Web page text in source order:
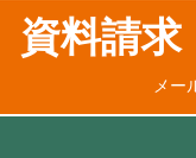
資料請求
メー